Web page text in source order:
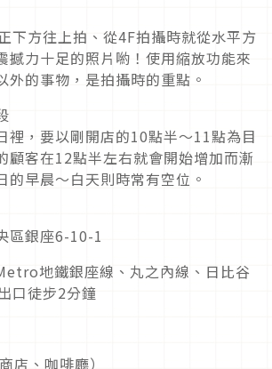
下方往上拍、從4F拍攝時就從水平方
撼力十足的照片喲！使用縮放功能來
外的事物，是拍攝時的重點。
裡，要以剛開店的10點半～11點為目
顧客在12點半左右就會開始增加而漸
的早晨～白天則時常有空位。
區銀座6-10-1
地鐵銀座線、丸之內線、日比谷
口徒步2分鐘
店、咖啡廳）